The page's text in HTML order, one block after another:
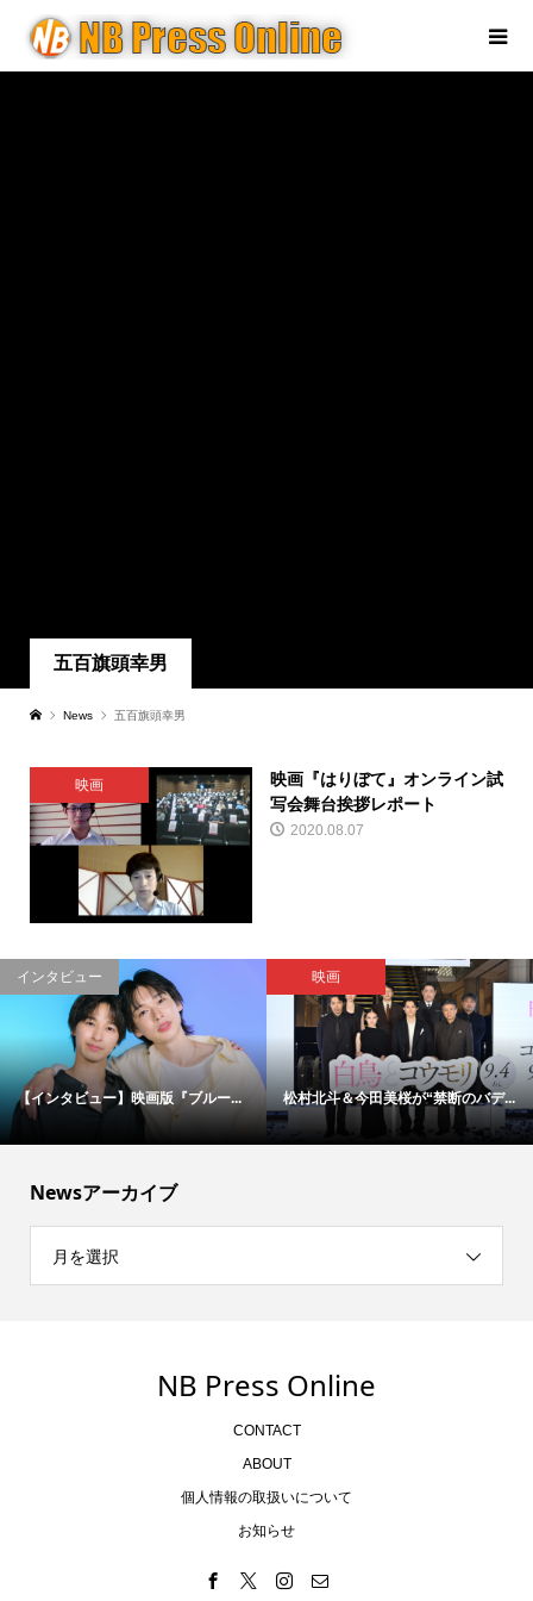
五百旗頭幸男
News 五百旗頭幸男
映画
映画『はりぼて』オンライン試
写会舞台挨拶レポート
2020.08.07
インタビュー
【インタビュー】映画版『ブルー...
映画
松村北斗＆今田美桜が“禁断のバデ...
Newsアーカイブ
月を選択
NB Press Online
CONTACT
ABOUT
個人情報の取扱いについて
お知らせ